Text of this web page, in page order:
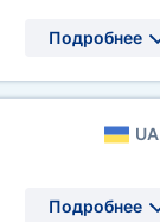
Подробнее
UA
Подробнее